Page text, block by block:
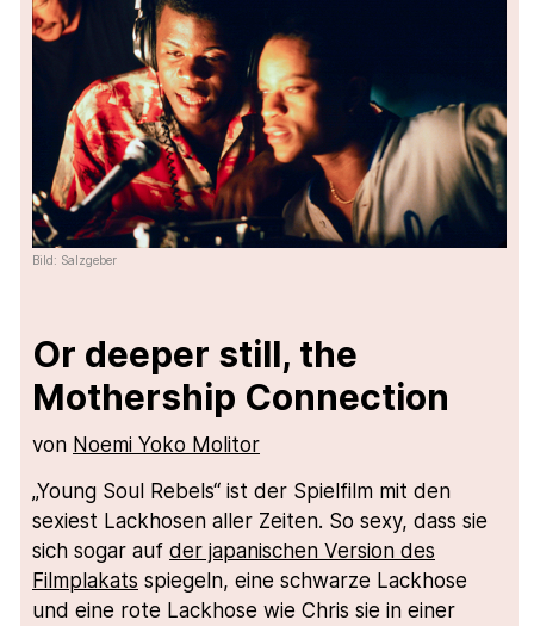
Bild: Salzgeber
Or deeper still, the
Mothership Connection
von Noemi Yoko Molitor
„Young Soul Rebels“ ist der Spielfilm mit den
sexiest Lackhosen aller Zeiten. So sexy, dass sie
sich sogar aufder japanischen Version des
Filmplakats spiegeln, eine schwarze Lackhose
und eine rote Lackhose wie Chris sie in einer